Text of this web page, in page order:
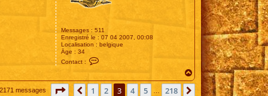
Messages : 511
Enregistré le : 07 04 2007, 00:08
Localisation : belgique
Âge : 34
Contact :
t
a
2171 messages Page sur218
Précédente
1 2 3 4 5 218 Suivante